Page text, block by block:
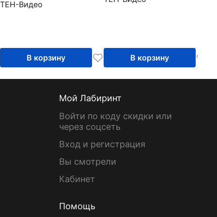
ТЕН-Видео
В корзину В корзину
Мой Лабиринт
Войти по коду скидки или
через соцсеть
Вход и регистрация
Вы смотрели
Кабинет
Помощь